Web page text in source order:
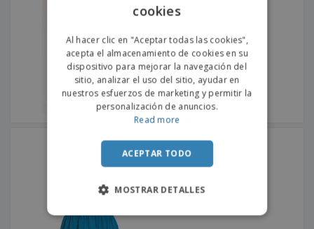
Vestido SOLEADO
SPANISH
cookies
Al hacer clic en "Aceptar todas las cookies",
acepta el almacenamiento de cookies en su
dispositivo para mejorar la navegación del
sitio, analizar el uso del sitio, ayudar en
nuestros esfuerzos de marketing y permitir la
personalización de anuncios.
Read more
ACEPTAR TODO
MOSTRAR DETALLES